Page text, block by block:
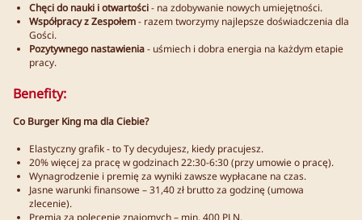
Chęci do nauki i otwartości- na zdobywanie nowych umiejętności.
Współpracy z Zespołem- razem tworzymy najlepsze doświadczenia dla
Gości.
Pozytywnego nastawienia- uśmiech i dobra energia na każdym etapie
pracy.
Benefity:
Co Burger King ma dla Ciebie?
Elastyczny grafik - to Ty decydujesz, kiedy pracujesz.
20% więcej za pracę w godzinach 22:30-6:30 (przy umowie o pracę).
Wynagrodzenie i premię za wyniki zawsze wypłacane na czas.
Jasne warunki finansowe – 31,40 zł brutto za godzinę (umowa
zlecenie).